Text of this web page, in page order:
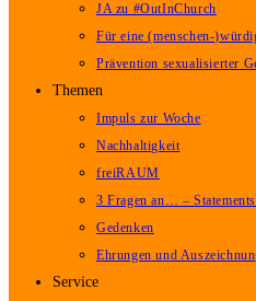
JA zu #OutInChurch
Für eine (menschen-
Prävention sexualisierter
Themen
Impuls zur Woche
Nachhaltigkeit
freiRAUM
3 Fragen an… –
Gedenken
Ehrungen und
Service